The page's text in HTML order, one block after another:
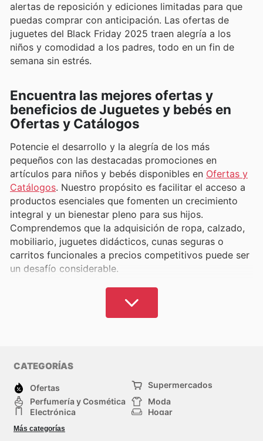
alertas de reposición y ediciones limitadas para que
puedas comprar con anticipación. Las ofertas de
juguetes del Black Friday 2025 traen alegría a los
niños y comodidad a los padres, todo en un fin de
semana sin estrés.
Encuentra las mejores ofertas y
beneficios de Juguetes y bebés en
Ofertas y Catálogos
Potencie el desarrollo y la alegría de los más
pequeños con las destacadas promociones en
artículos para niños y bebés disponibles en Ofertas y
Catálogos. Nuestro propósito es facilitar el acceso a
productos esenciales que fomenten un crecimiento
integral y un bienestar pleno para sus hijos.
Comprendemos que la adquisición de ropa, calzado,
mobiliario, juguetes didácticos, cunas seguras o
carritos funcionales a precios competitivos puede ser
un desafío considerable.
establecimientos especializados a menudo conduce a
la compra de artículos a un coste superior al que se
diseñado para simplificar su proceso de compra,
para todas las necesidades de sus hijos.
Nuestro exhaustivo compendio de tiendas y
productos infantiles en España le permite realizar sus
CATEGORÍAS
Ofertas
Supermercados
Perfumería y Cosmética
Moda
Electrónica
Hogar
Deporte
Juguetes y bebés
Más categorías